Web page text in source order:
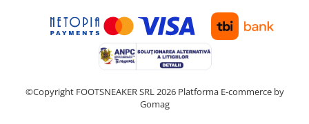
©Copyright FOOTSNEAKER SRL 2026 Platforma E-commerce by
Gomag